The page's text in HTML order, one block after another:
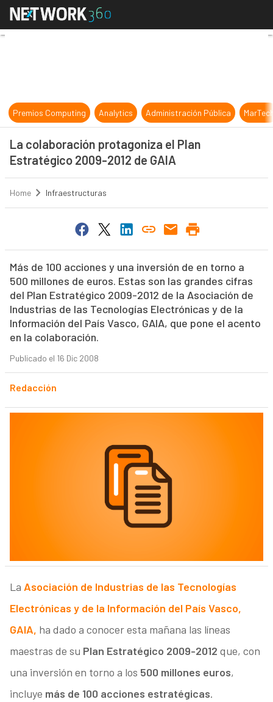
La colaboración protagoniza el
Premios Computing Analytics Administración Pública
La colaboración protagoniza el Plan
Estratégico 2009-2012 de GAIA
Home Infraestructuras
Más de 100 acciones y una inversión de en torno a
500 millones de euros. Estas son las grandes cifras
del Plan Estratégico 2009-2012 de la Asociación de
Industrias de las Tecnologías Electrónicas y de la
Información del País Vasco, GAIA, que pone el acento
en la colaboración.
Publicado el 16 Dic 2008
Redacción
La Asociación de Industrias de las Tecnologías
Electrónicas y de la Información del País Vasco,
GAIA, ha dado a conocer esta mañana las líneas
maestras de su Plan Estratégico 2009-2012 que, con
una inversión en torno a los 500 millones euros,
incluye más de 100 acciones estratégicas.